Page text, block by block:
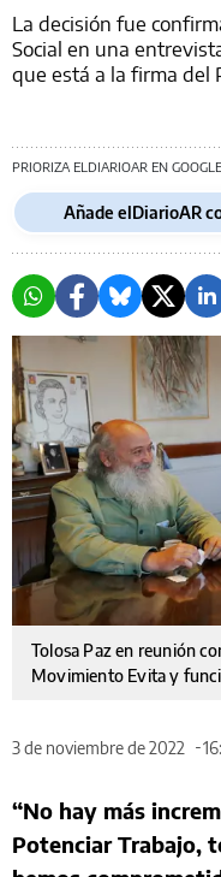
La decisión fue
Social en una
que está a la firma del
PRIORIZA ELDIARIOAR EN GOOGLE
Añade elDiarioAR
Tolosa Paz en reunión
Movimiento Evita y
3 de noviembre de 2022
“No hay más
Potenciar Trabajo,